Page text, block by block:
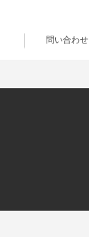
問い合わせ